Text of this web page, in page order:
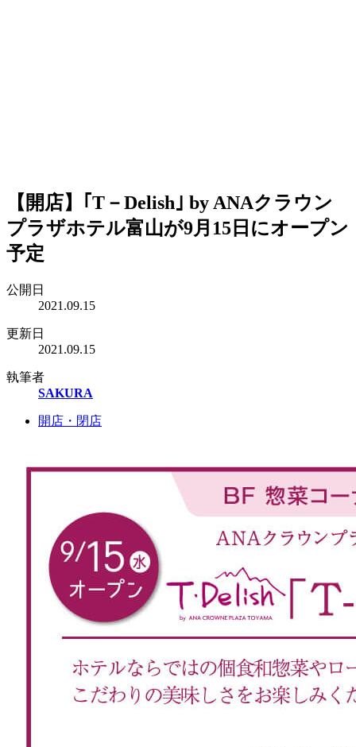
【開店】｢T－Delish｣ by ANAクラウン
プラザホテル富山が9月15日にオープン
予定
公開日
2021.09.15
更新日
2021.09.15
執筆者
SAKURA
開店・閉店